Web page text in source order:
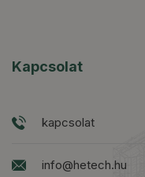
Kapcsolat
kapcsolat
info@hetech.hu